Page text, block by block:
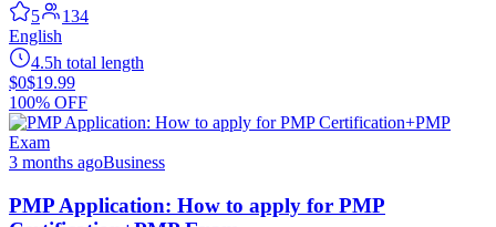
5
134
English
4.5h total length
$0$19.99
100% OFF
3 months agoBusiness
PMP Application: How to apply for PMP